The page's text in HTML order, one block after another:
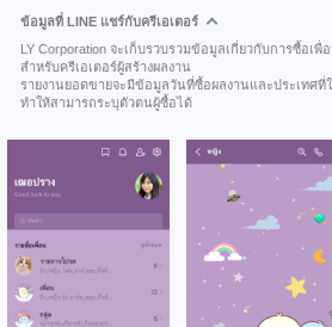
ข้อมูลที่ LINE แชร์กับครีเอเตอร์
LY Corporation จะเก็บรวบรวมข้อมูลเกี่ยวกับการซื้อเ
สำหรับครีเอเตอร์ผู้สร้างผลงาน
รายงานยอดขายจะมีข้อมูลวันที่ซื้อผลงานและประเทศ
ทำให้สามารถระบุตัวตนผู้ซื้อได้